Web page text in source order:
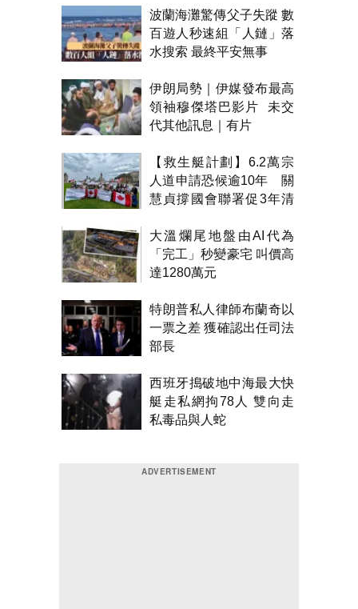
波蘭海灘驚傳父子失蹤 數
百遊人秒速組「人鏈」落
水搜索 最終平安無事
伊朗局勢｜伊媒發布最高
領袖穆傑塔巴影片 未交
代其他訊息｜有片
【救生艇計劃】6.2萬宗
人道申請恐候逾10年 關
慧貞撐國會聯署促3年清
大溫爛尾地盤由AI代為
「完工」秒變豪宅 叫價高
達1280萬元
特朗普私人律師布蘭奇以
一票之差 獲確認出任司法
部長
西班牙搗破地中海最大快
艇走私網拘78人 雙向走
私毒品與人蛇